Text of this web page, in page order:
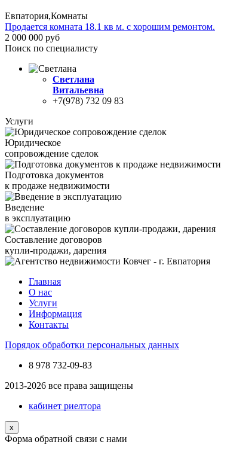
Евпатория,Комнаты
Продается комната 18.1 кв м. с хорошим ремонтом.
2 000 000 руб
Поиск по специалисту
Светлана
Витальевна
+7(978) 732 09 83
Услуги
Юридическое
сопровождение сделок
Подготовка документов
к продаже недвижимости
Введение
в эксплуатацию
Составление договоров
купли-продажи, дарения
Главная
О нас
Услуги
Информация
Контакты
Порядок обработки персональных данных
8 978 732-09-83
2013-2026 все права защищены
кабинет риелтора
x
Форма обратной связи с нами